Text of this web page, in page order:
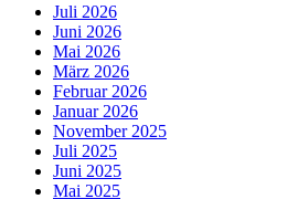
Juli 2026
Juni 2026
Mai 2026
März 2026
Februar 2026
Januar 2026
November 2025
Juli 2025
Juni 2025
Mai 2025